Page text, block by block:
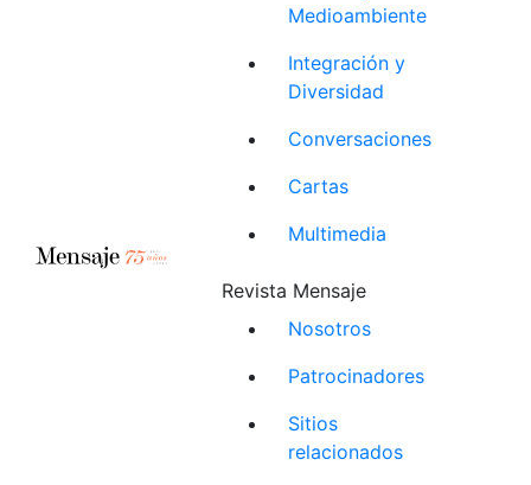
Medioambiente
Integración y
Diversidad
Conversaciones
Cartas
Multimedia
Revista Mensaje
Nosotros
Patrocinadores
Sitios
relacionados